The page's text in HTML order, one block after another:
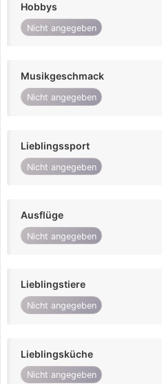
Hobbys
Nicht angegeben
Musikgeschmack
Nicht angegeben
Lieblingssport
Nicht angegeben
Ausflüge
Nicht angegeben
Lieblingstiere
Nicht angegeben
Lieblingsküche
Nicht angegeben